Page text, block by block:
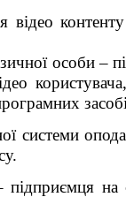
відео
особи
системи